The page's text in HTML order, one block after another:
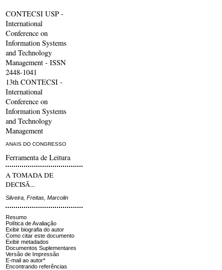
CONTECSI USP -
International
Conference on
Information Systems
and Technology
Management - ISSN
2448-1041
13th CONTECSI -
International
Conference on
Information Systems
and Technology
Management
ANAIS DO CONGRESSO
Ferramenta de Leitura
A TOMADA DE
DECISÃ...
Silveira, Freitas, Marcolin
Resumo
Política de Avaliação
Exibir biografia do autor
Como citar este documento
Exibir metadados
Documentos Suplementares
Versão de Impressão
E-mail ao autor*
Encontrando referências